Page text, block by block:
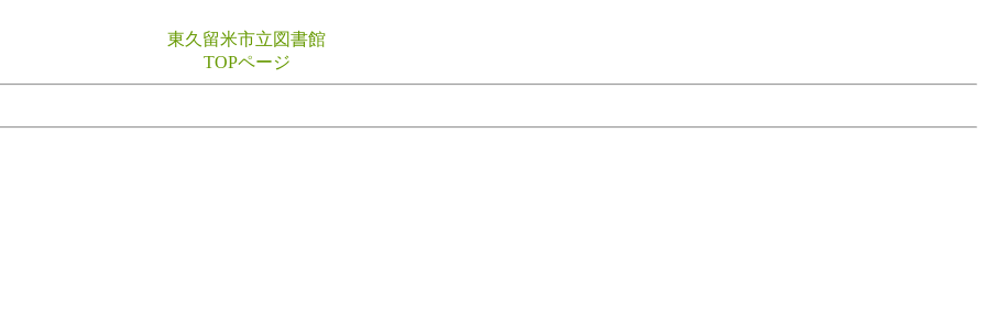
東久留米市立図書館
TOPページ